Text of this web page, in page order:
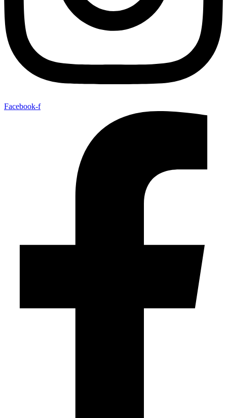
Facebook-f